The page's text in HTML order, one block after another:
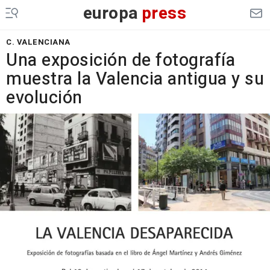
europa press
C. VALENCIANA
Una exposición de fotografía
muestra la Valencia antigua y su
evolución